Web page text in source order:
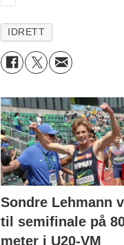
IDRETT
Sondre Lehmann
til semifinale på
meter i U20-VM